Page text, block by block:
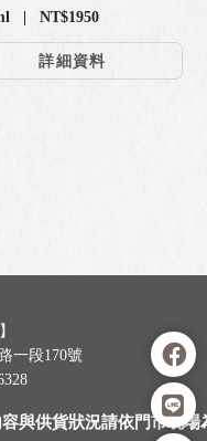
禮盒】
| NT$1950
詳細資料
一段170號
與供貨狀況請依門市現場